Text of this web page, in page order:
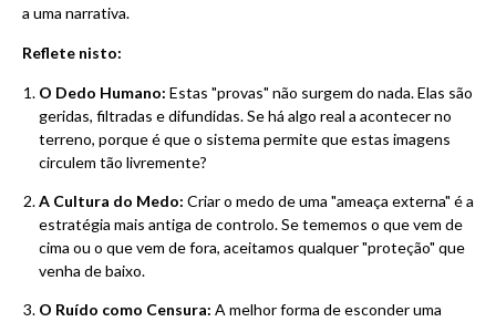
a uma narrativa.
Reflete nisto:
O Dedo Humano: Estas "provas" não surgem do nada. Elas são
geridas, filtradas e difundidas. Se há algo real a acontecer no
terreno, porque é que o sistema permite que estas imagens
circulem tão livremente?
A Cultura do Medo: Criar o medo de uma "ameaça externa" é a
estratégia mais antiga de controlo. Se tememos o que vem de
cima ou o que vem de fora, aceitamos qualquer "proteção" que
venha de baixo.
O Ruído como Censura: A melhor forma de esconder uma